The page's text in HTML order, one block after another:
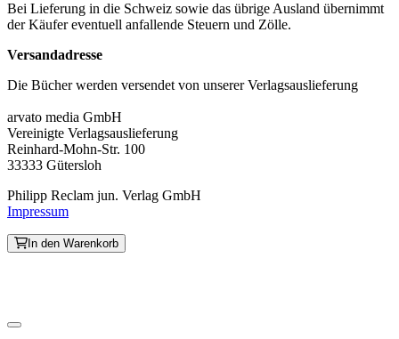
Bei Lieferung in die Schweiz sowie das übrige Ausland übernimmt
der Käufer eventuell anfallende Steuern und Zölle.
Versandadresse
Die Bücher werden versendet von unserer Verlagsauslieferung
arvato media GmbH
Vereinigte Verlagsauslieferung
Reinhard-Mohn-Str. 100
33333 Gütersloh
Philipp Reclam jun. Verlag GmbH
Impressum
In den Warenkorb